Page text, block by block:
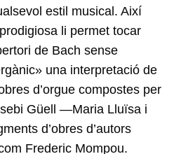
estil musical. Així
li permet tocar
de Bach sense
una interpretació de
d’orgue compostes per
Güell —Maria Lluïsa i
d’obres d’autors
Frederic Mompou.